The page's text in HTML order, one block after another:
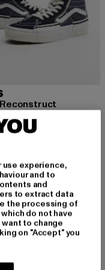
Reconstruct
Preis: 52,50 EUR
124,99 EUR
UM
BLEI
experience,
and to
and
to extract data
the processing of
do not have
to change
on "Accept" you